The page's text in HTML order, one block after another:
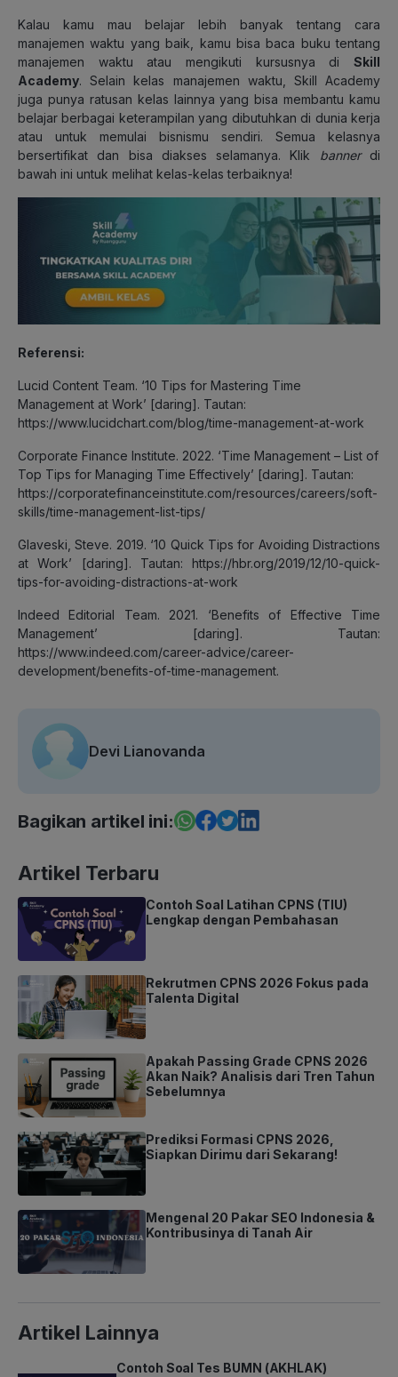
Kalau kamu mau belajar lebih banyak tentang cara
manajemen waktu yang baik, kamu bisa baca buku tentang
manajemen waktu atau mengikuti kursusnya di Skill
Academy. Selain kelas manajemen waktu, Skill Academy
juga punya ratusan kelas lainnya yang bisa membantu kamu
belajar berbagai keterampilan yang dibutuhkan di dunia kerja
atau untuk memulai bisnismu sendiri. Semua kelasnya
bersertifikat dan bisa diakses selamanya. Klik bannerdi
bawah ini untuk melihat kelas-kelas terbaiknya!
Referensi:
Lucid Content Team. ‘10 Tips for Mastering Time
Management at Work’ [daring]. Tautan:
https://www.lucidchart.com/blog/time-management-at-work
Corporate Finance Institute. 2022. ‘Time Management – List of
Top Tips for Managing Time Effectively’ [daring]. Tautan:
https://corporatefinanceinstitute.com/resources/careers/soft-
skills/time-management-list-tips/
Glaveski, Steve. 2019. ‘10 Quick Tips for Avoiding Distractions
at Work’ [daring]. Tautan: https://hbr.org/2019/12/10-quick-
tips-for-avoiding-distractions-at-work
Indeed Editorial Team. 2021. ‘Benefits of Effective Time
Management’ [daring]. Tautan:
https://www.indeed.com/career-advice/career-
development/benefits-of-time-management.
Devi Lianovanda
Bagikan artikel ini:
Artikel Terbaru
Contoh Soal Latihan CPNS (TIU)
Lengkap dengan Pembahasan
Rekrutmen CPNS 2026 Fokus pada
Talenta Digital
Apakah Passing Grade CPNS 2026
Akan Naik? Analisis dari Tren Tahun
Sebelumnya
Prediksi Formasi CPNS 2026,
Siapkan Dirimu dari Sekarang!
Mengenal 20 Pakar SEO Indonesia &
Kontribusinya di Tanah Air
Artikel Lainnya
Contoh Soal Tes BUMN (AKHLAK)